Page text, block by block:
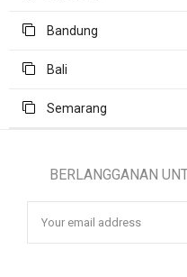
Bandung
Bali
Semarang
BERLANGGANAN